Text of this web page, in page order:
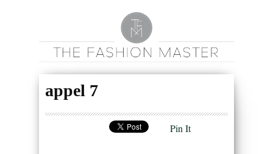
appel 7
Pin It